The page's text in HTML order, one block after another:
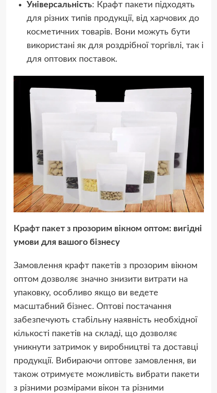
Універсальність: Крафт пакети підходять
для різних типів продукції, від харчових до
косметичних товарів. Вони можуть бути
використані як для роздрібної торгівлі, так і
для оптових поставок.
Крафт пакет з прозорим вікном оптом: вигідні
умови для вашого бізнесу
Замовлення крафт пакетів з прозорим вікном
оптом дозволяє значно знизити витрати на
упаковку, особливо якщо ви ведете
масштабний бізнес. Оптові постачання
забезпечують стабільну наявність необхідної
кількості пакетів на складі, що дозволяє
уникнути затримок у виробництві та доставці
продукції. Вибираючи оптове замовлення, ви
також отримуєте можливість вибрати пакети
з різними розмірами вікон та різними